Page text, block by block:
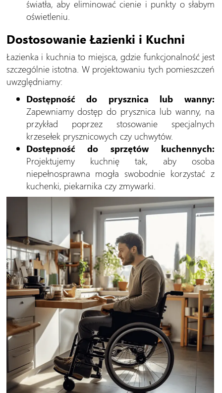
światła, aby eliminować cienie i punkty o słabym
oświetleniu.
Dostosowanie Łazienki i Kuchni
Łazienka i kuchnia to miejsca, gdzie funkcjonalność jest
szczególnie istotna. W projektowaniu tych pomieszczeń
uwzględniamy:
Dostępność do prysznica lub wanny:
Zapewniamy dostęp do prysznica lub wanny, na
przykład poprzez stosowanie specjalnych
krzesełek prysznicowych czy uchwytów.
Dostępność do sprzętów kuchennych:
Projektujemy kuchnię tak, aby osoba
niepełnosprawna mogła swobodnie korzystać z
kuchenki, piekarnika czy zmywarki.